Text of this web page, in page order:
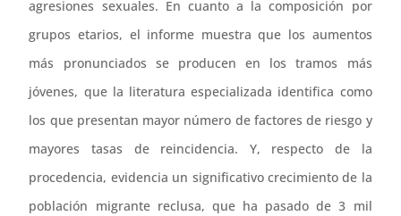
agresiones sexuales. En cuanto a la composición por
grupos etarios, el informe muestra que los aumentos
más pronunciados se producen en los tramos más
jóvenes, que la literatura especializada identifica como
los que presentan mayor número de factores de riesgo y
mayores tasas de reincidencia. Y, respecto de la
procedencia, evidencia un significativo crecimiento de la
población migrante reclusa, que ha pasado de 3 mil